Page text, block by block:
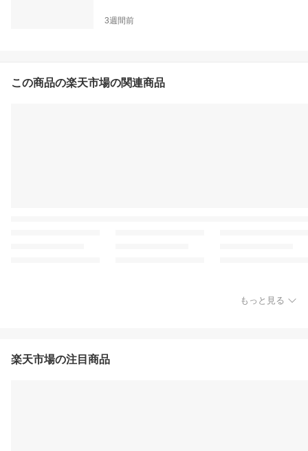
3週間前
この商品の楽天市場の関連商品
もっと見る
楽天市場の注目商品